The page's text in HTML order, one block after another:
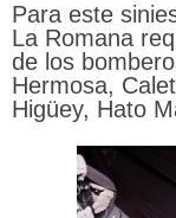
Para este
La Romana
de los
Hermosa,
Higüey, Hato